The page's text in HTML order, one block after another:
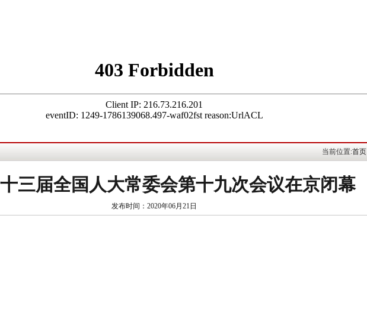
当前位置:首页
三届全国人大常委会第十九次会议在京闭幕
发布时间：2020年06月21日